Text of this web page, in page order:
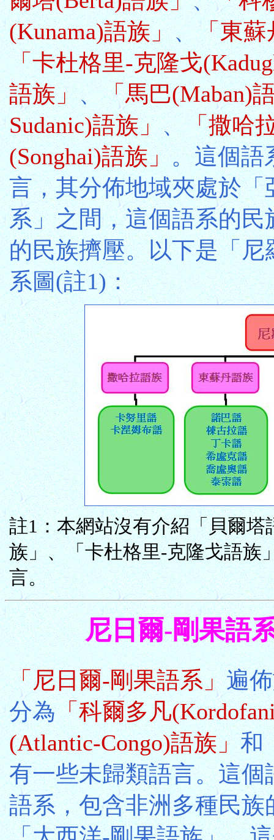
(Kunama)語族」、「東蘇
「卡杜格里-克隆戈
語族」、「馬巴(Maban)
Sudanic)語族」、「撒哈
(Songhai)語族」。這個語
言，其分佈地域夾處於
系」之間，這個語系的
的民族擠壓。以下是「
系圖(註1)：
註1：本網站沒有介紹「貝爾
族」、「卡杜格里-克隆戈語族
言。
尼日爾-剛果語
「尼日爾-剛果語系」遍
分為「科爾多凡
(Atlantic-Congo)語族」和
有一些未歸類語言。這
語系，包含非洲多種民